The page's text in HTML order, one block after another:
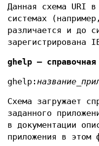
Данная схема URI в
системах
различается и до
зарегистрирована
ghelp — справочная
ghelp:
Схема загружает
заданного
в документации
приложения в этом